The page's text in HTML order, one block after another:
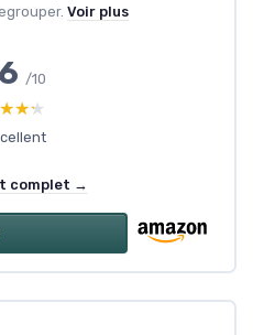
Voir plus
/10
complet →